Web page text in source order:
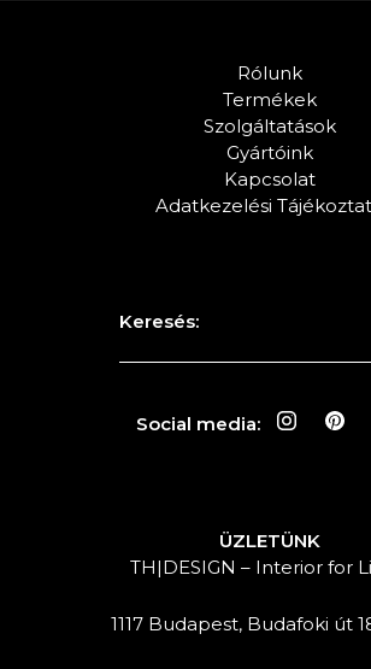
Rólunk
Termékek
Szolgáltatások
Gyártóink
Kapcsolat
Adatkezelési
Keresés:
Social media:
ÜZLETÜNK
TH|DESIGN – Interior for
1117 Budapest, Budafoki út